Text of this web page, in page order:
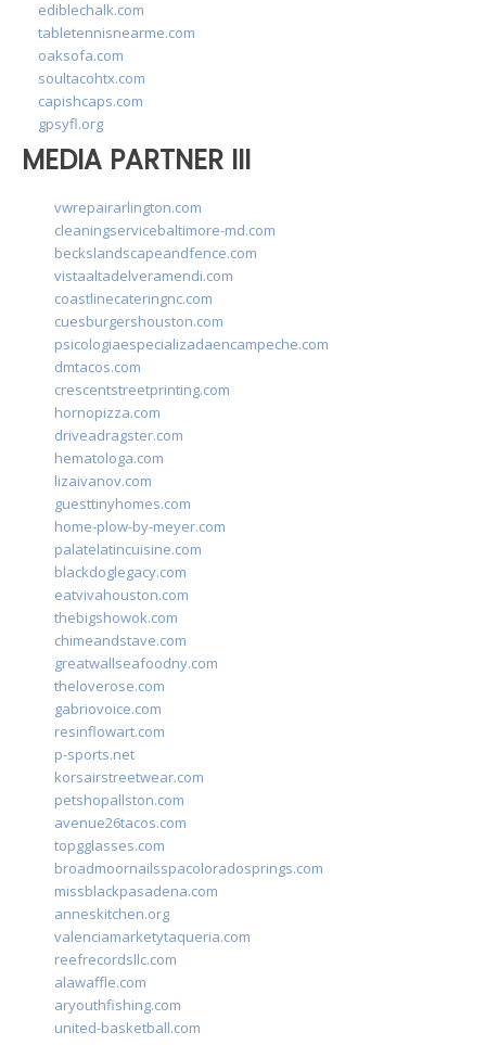
ediblechalk.com
tabletennisnearme.com
oaksofa.com
soultacohtx.com
capishcaps.com
gpsyfl.org
MEDIA PARTNER III
vwrepairarlington.com
cleaningservicebaltimore-md.com
beckslandscapeandfence.com
vistaaltadelveramendi.com
coastlinecateringnc.com
cuesburgershouston.com
psicologiaespecializadaencampeche.com
dmtacos.com
crescentstreetprinting.com
hornopizza.com
driveadragster.com
hematologa.com
lizaivanov.com
guesttinyhomes.com
home-plow-by-meyer.com
palatelatincuisine.com
blackdoglegacy.com
eatvivahouston.com
thebigshowok.com
chimeandstave.com
greatwallseafoodny.com
theloverose.com
gabriovoice.com
resinflowart.com
p-sports.net
korsairstreetwear.com
petshopallston.com
avenue26tacos.com
topgglasses.com
broadmoornailsspacoloradosprings.com
missblackpasadena.com
anneskitchen.org
valenciamarketytaqueria.com
reefrecordsllc.com
alawaffle.com
aryouthfishing.com
united-basketball.com